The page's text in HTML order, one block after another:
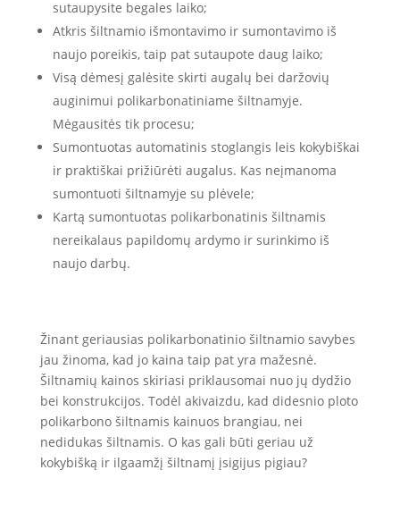
sutaupysite begales laiko;
Atkris šiltnamio išmontavimo ir sumontavimo iš
naujo poreikis, taip pat sutaupote daug laiko;
Visą dėmesį galėsite skirti augalų bei daržovių
auginimui polikarbonatiniame šiltnamyje.
Mėgausitės tik procesu;
Sumontuotas automatinis stoglangis leis kokybiškai
ir praktiškai prižiūrėti augalus. Kas neįmanoma
sumontuoti šiltnamyje su plėvele;
Kartą sumontuotas polikarbonatinis šiltnamis
nereikalaus papildomų ardymo ir surinkimo iš
naujo darbų.
Žinant geriausias polikarbonatinio šiltnamio savybes
jau žinoma, kad jo kaina taip pat yra mažesnė.
Šiltnamių kainos skiriasi priklausomai nuo jų dydžio
bei konstrukcijos. Todėl akivaizdu, kad didesnio ploto
polikarbono šiltnamis kainuos brangiau, nei
nedidukas šiltnamis. O kas gali būti geriau už
kokybišką ir ilgaamžį šiltnamį įsigijus pigiau?